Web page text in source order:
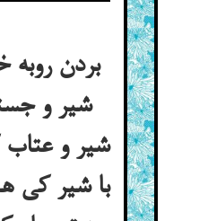
بردن روبه
شیر و
شیر و عتاب
با شیر کی